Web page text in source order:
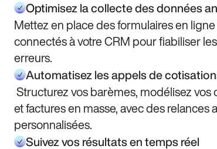
Optimisez la collecte des données
Mettez en place des formulaires en
connectés à votre CRM pour fiabiliser
erreurs.
Automatisez les appels de
Structurez vos barèmes, modélisez vos
et factures en masse, avec des relances
personnalisées.
Suivez vos résultats en temps réel